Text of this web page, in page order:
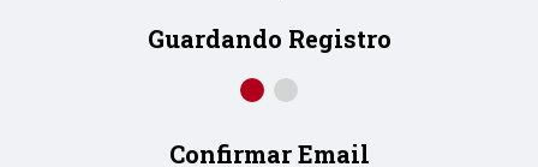
Guardando Registro
Confirmar Email